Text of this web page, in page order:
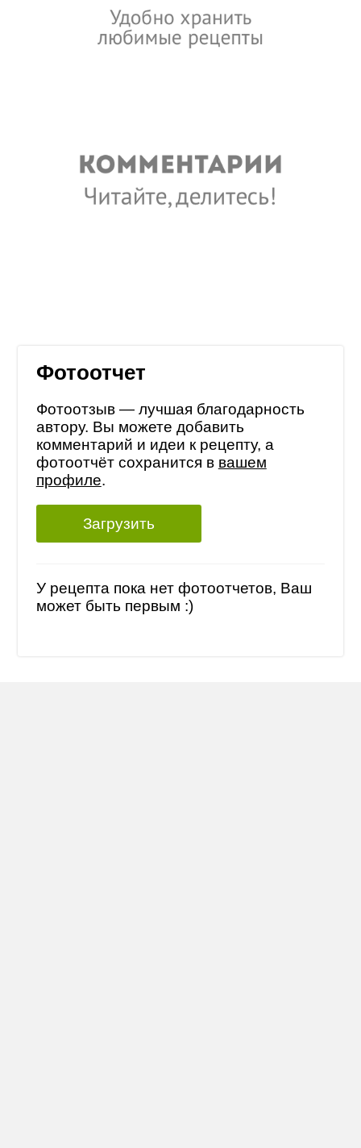
Фотоотчет
Фотоотзыв — лучшая благодарность
автору. Вы можете добавить
комментарий и идеи к рецепту, а
фотоотчёт сохранится в вашем
профиле.
Загрузить
У рецепта пока нет фотоотчетов, Ваш
может быть первым :)